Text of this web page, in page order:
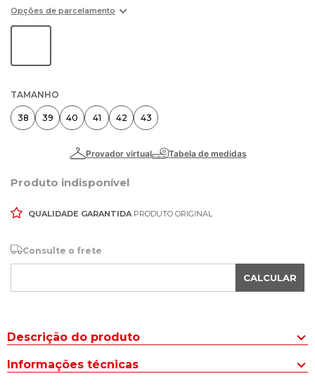
Opções de parcelamento
TAMANHO
38 39 40 41 42 43
Produto indisponível
QUALIDADE GARANTIDAPRODUTO ORIGINAL
Consulte o frete
CALCULAR
Descrição do produto
A Chuteira Campo New Balance 442 V2 Academy FG Branco é
construída pensando na performance do jogador em campo.
Informações técnicas